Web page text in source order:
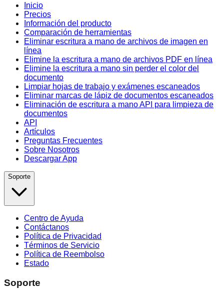
Inicio
Precios
Información del producto
Comparación de herramientas
Eliminar escritura a mano de archivos de imagen en
línea
Elimine la escritura a mano de archivos PDF en línea
Elimine la escritura a mano sin perder el color del
documento
Limpiar hojas de trabajo y exámenes escaneados
Eliminar marcas de lápiz de documentos escaneados
Eliminación de escritura a mano API para limpieza de
documentos
API
Artículos
Preguntas Frecuentes
Sobre Nosotros
Descargar App
Soporte
Centro de Ayuda
Contáctanos
Política de Privacidad
Términos de Servicio
Política de Reembolso
Estado
Soporte